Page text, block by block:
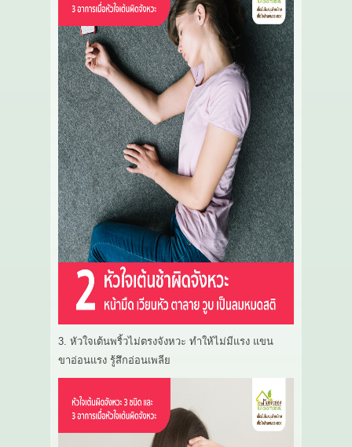
3. หัวใจเต้นพริ้วไม่ตรงจังหวะ ทำให้ไม่มีแรง แขน
ขาอ่อนแรง รู้สึกอ่อนเพลีย